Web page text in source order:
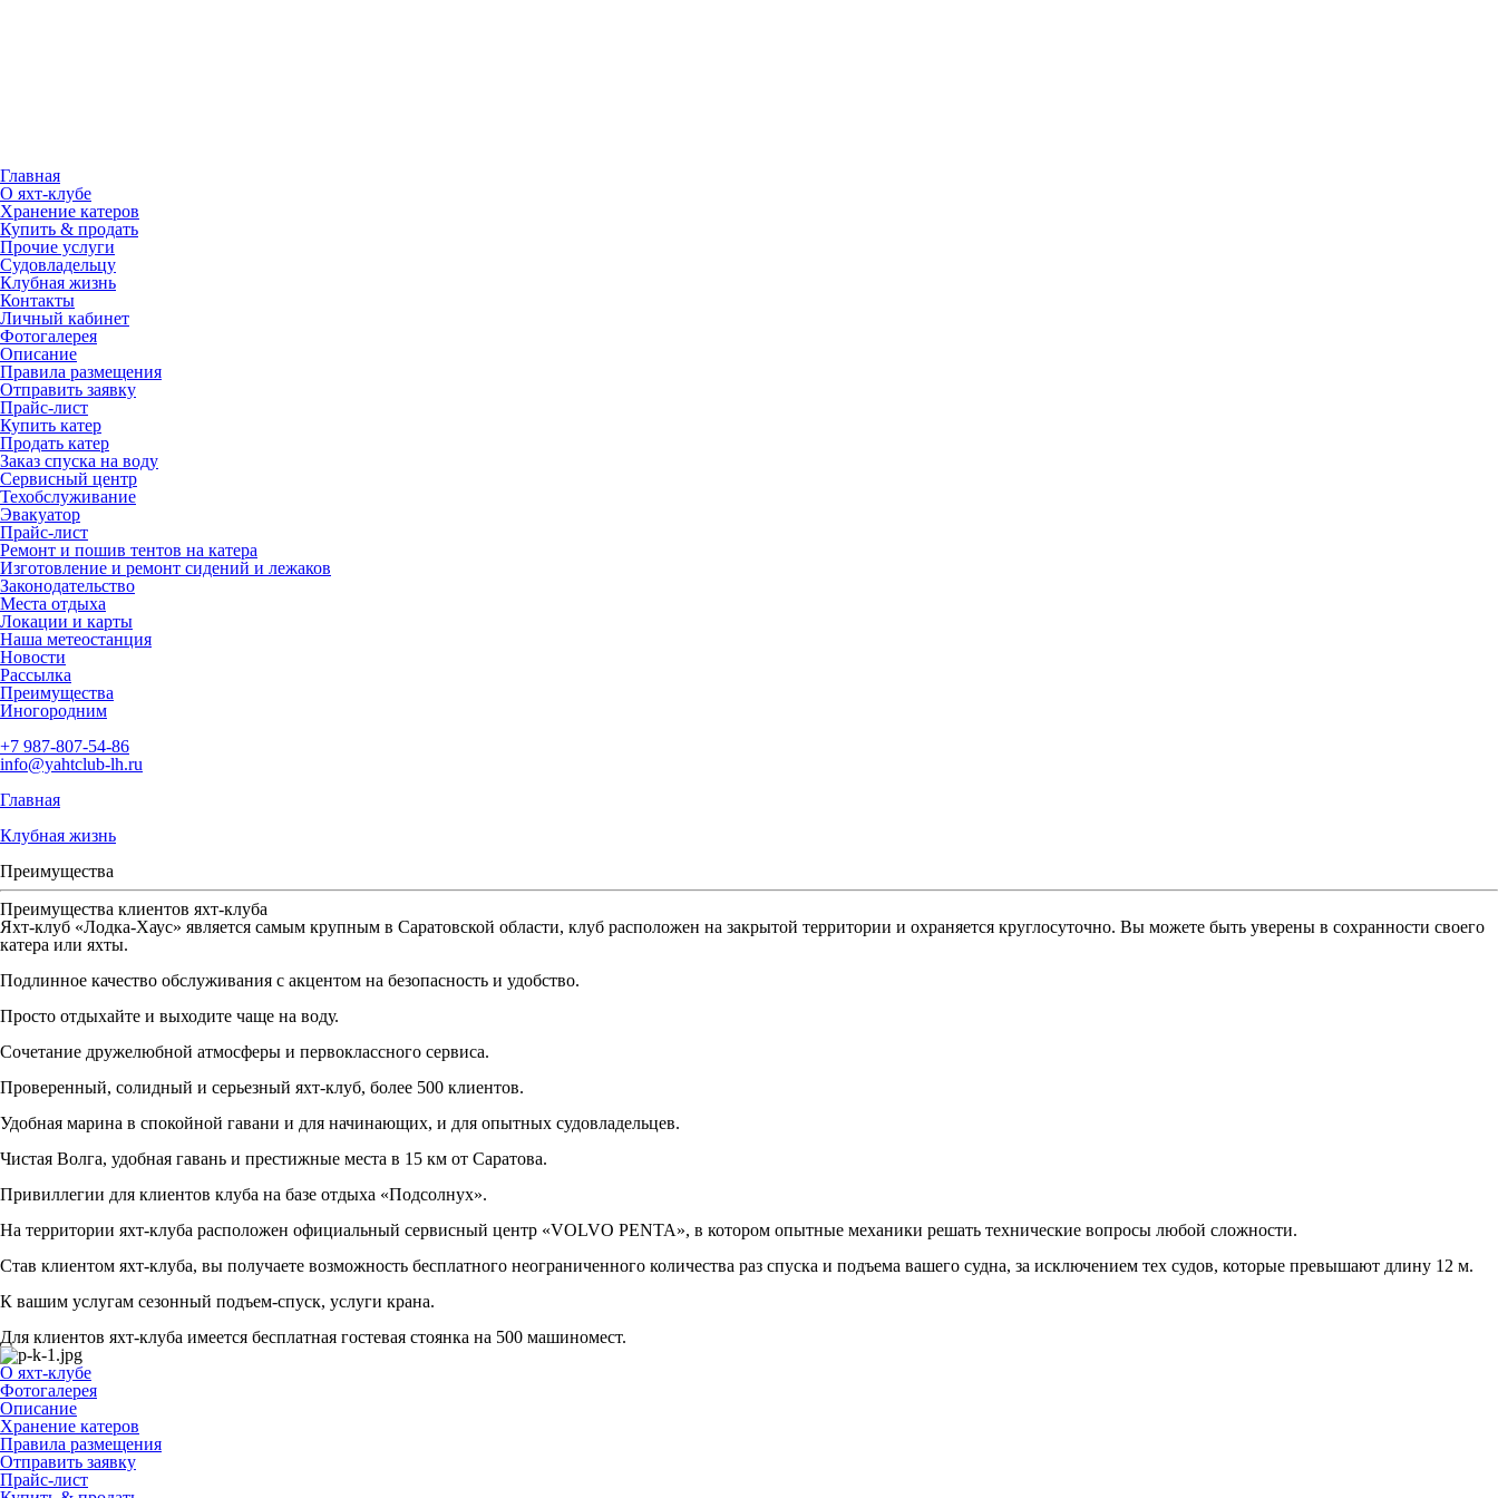
Главная
О яхт-клубе
Хранение катеров
Купить & продать
Прочие услуги
Судовладельцу
Клубная жизнь
Контакты
Личный кабинет
Фотогалерея
Описание
Правила размещения
Отправить заявку
Прайс-лист
Купить катер
Продать катер
Заказ спуска на воду
Сервисный центр
Техобслуживание
Эвакуатор
Прайс-лист
Ремонт и пошив тентов на катера
Изготовление и ремонт сидений и лежаков
Законодательство
Места отдыха
Локации и карты
Наша метеостанция
Новости
Рассылка
Преимущества
Иногородним
+7 987-807-54-86
info@yahtclub-lh.ru
Главная
Клубная жизнь
Преимущества
Преимущества клиентов яхт-клуба
Яхт-клуб «Лодка-Хаус» является самым крупным в Саратовской области, клуб расположен на закрытой территории и охраняется круглосуточно. Вы можете быть уверены в сохранности своего
катера или яхты.
Подлинное качество обслуживания с акцентом на безопасность и удобство.
Просто отдыхайте и выходите чаще на воду.
Сочетание дружелюбной атмосферы и первоклассного сервиса.
Проверенный, солидный и серьезный яхт-клуб, более 500 клиентов.
Удобная марина в спокойной гавани и для начинающих, и для опытных судовладельцев.
Чистая Волга, удобная гавань и престижные места в 15 км от Саратова.
Привиллегии для клиентов клуба на базе отдыха «Подсолнух».
На территории яхт-клуба расположен официальный сервисный центр «VOLVO PENTA», в котором опытные механики решать технические вопросы любой сложности.
Став клиентом яхт-клуба, вы получаете возможность бесплатного неограниченного количества раз спуска и подъема вашего судна, за исключением тех судов, которые превышают длину 12 м.
К вашим услугам сезонный подъем-спуск, услуги крана.
Для клиентов яхт-клуба имеется бесплатная гостевая стоянка на 500 машиномест.
О яхт-клубе
Фотогалерея
Описание
Хранение катеров
Правила размещения
Отправить заявку
Прайс-лист